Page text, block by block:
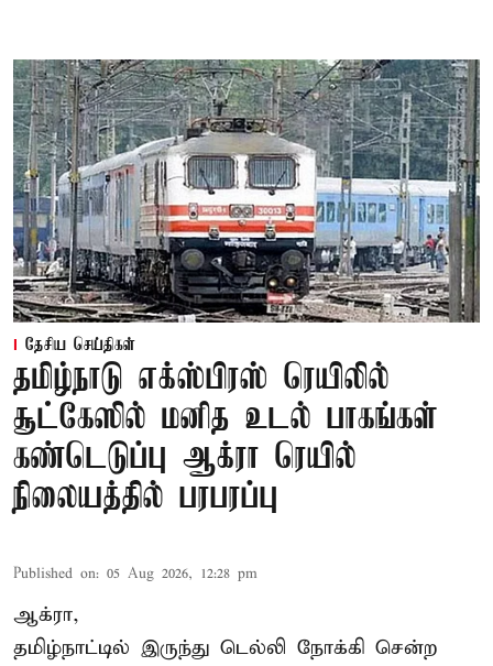
தேசிய செய்திகள்
தமிழ்நாடு எக்ஸ்பிரஸ் ரெயிலில்
சூட்கேஸில் மனித உடல் பாகங்கள்
கண்டெடுப்பு ஆக்ரா ரெயில்
நிலையத்தில் பரபரப்பு
Published on: 05 Aug 2026, 12:28 pm
ஆக்ரா,
தமிழ்நாட்டில் இருந்து டெல்லி நோக்கி சென்ற